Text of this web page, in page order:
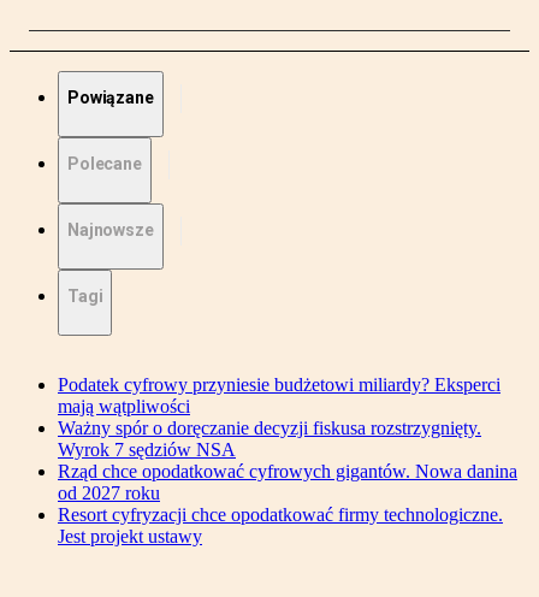
Powiązane
Polecane
Najnowsze
Tagi
Podatek cyfrowy przyniesie budżetowi miliardy? Eksperci
mają wątpliwości
Ważny spór o doręczanie decyzji fiskusa rozstrzygnięty.
Wyrok 7 sędziów NSA
Rząd chce opodatkować cyfrowych gigantów. Nowa danina
od 2027 roku
Resort cyfryzacji chce opodatkować firmy technologiczne.
Jest projekt ustawy